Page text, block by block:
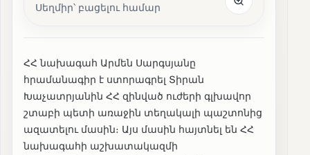
Սեղմիր՝ բացելու համար
ՀՀ նախագահ Արմեն Սարգսյանը
հրամանագիր է ստորագրել Տիրան
Խաչատրյանին ՀՀ զինված ուժերի գլխավոր
շտաբի պետի առաջին տեղակալի պաշտոնից
ազատելու մասին։ Այս մասին հայտնել են ՀՀ
նախագահի աշխատակազմի